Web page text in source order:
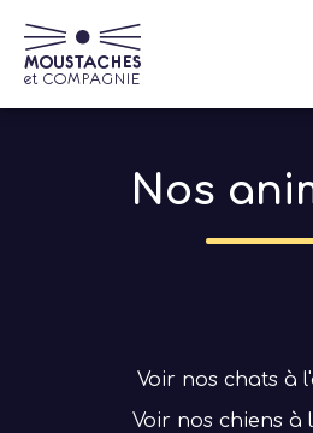
au
contenu
principal
Nos animaux
Qui sommes-nous
Nos
Voir nos chats à
Voir nos chiens à